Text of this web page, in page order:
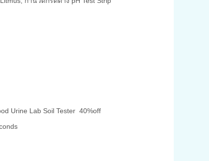
Urine Lab Soil Tester 40%off